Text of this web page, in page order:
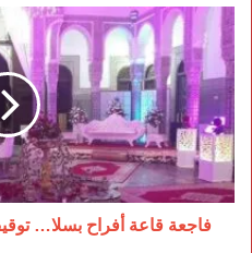
فاجعة
قاعة
أفراح
بسلا…
توقيف
المسيرين
بعد
وفاة
عاملة
فاجعة قاعة أفراح بسلا…